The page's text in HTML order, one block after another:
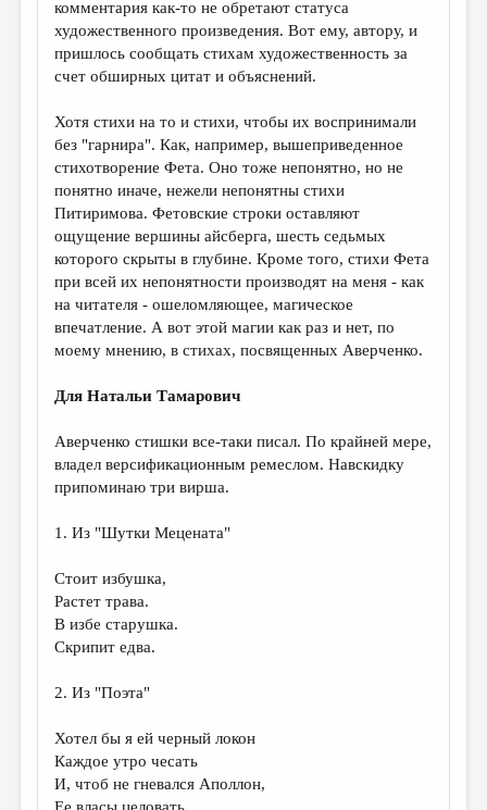
комментария как-то не обретают статуса
художественного произведения. Вот ему, автору, и
пришлось сообщать стихам художественность за
счет обширных цитат и объяснений.
Хотя стихи на то и стихи, чтобы их воспринимали
без "гарнира". Как, например, вышеприведенное
стихотворение Фета. Оно тоже непонятно, но не
понятно иначе, нежели непонятны стихи
Питиримова. Фетовские строки оставляют
ощущение вершины айсберга, шесть седьмых
которого скрыты в глубине. Кроме того, стихи Фета
при всей их непонятности производят на меня - как
на читателя - ошеломляющее, магическое
впечатление. А вот этой магии как раз и нет, по
моему мнению, в стихах, посвященных Аверченко.
Для Натальи Тамарович
Аверченко стишки все-таки писал. По крайней мере,
владел версификационным ремеслом. Навскидку
припоминаю три вирша.
1. Из "Шутки Мецената"
Стоит избушка,
Растет трава.
В избе старушка.
Скрипит едва.
2. Из "Поэта"
Хотел бы я ей черный локон
Каждое утро чесать
И, чтоб не гневался Аполлон,